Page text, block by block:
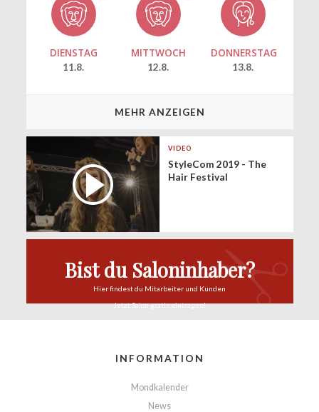
DIENSTAG
11.8.
MITTWOCH
12.8.
DONNERSTAG
13.8.
MEHR ANZEIGEN
VIDEO
StyleCom 2019 - The
Hair Festival
Bist du Saloninhaber?
Hier findest du Mitarbeiter und Kunden
Jetzt Salongratis eintragen!
INFORMATION
Mondkalender
News